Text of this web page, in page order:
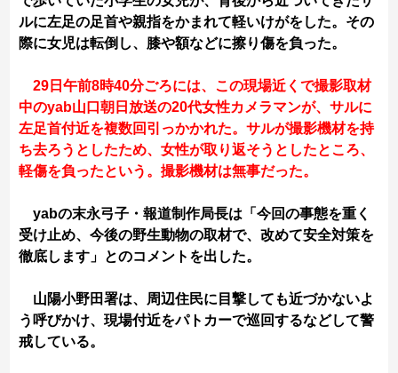
ルに左足の足首や親指をかまれて軽いけがをした。その
際に女児は転倒し、膝や額などに擦り傷を負った。
29日午前8時40分ごろには、この現場近くで撮影取材
中のyab山口朝日放送の20代女性カメラマンが、サルに
左足首付近を複数回引っかかれた。サルが撮影機材を持
ち去ろうとしたため、女性が取り返そうとしたところ、
軽傷を負ったという。撮影機材は無事だった。
yabの末永弓子・報道制作局長は「今回の事態を重く
受け止め、今後の野生動物の取材で、改めて安全対策を
徹底します」とのコメントを出した。
山陽小野田署は、周辺住民に目撃しても近づかないよ
う呼びかけ、現場付近をパトカーで巡回するなどして警
戒している。